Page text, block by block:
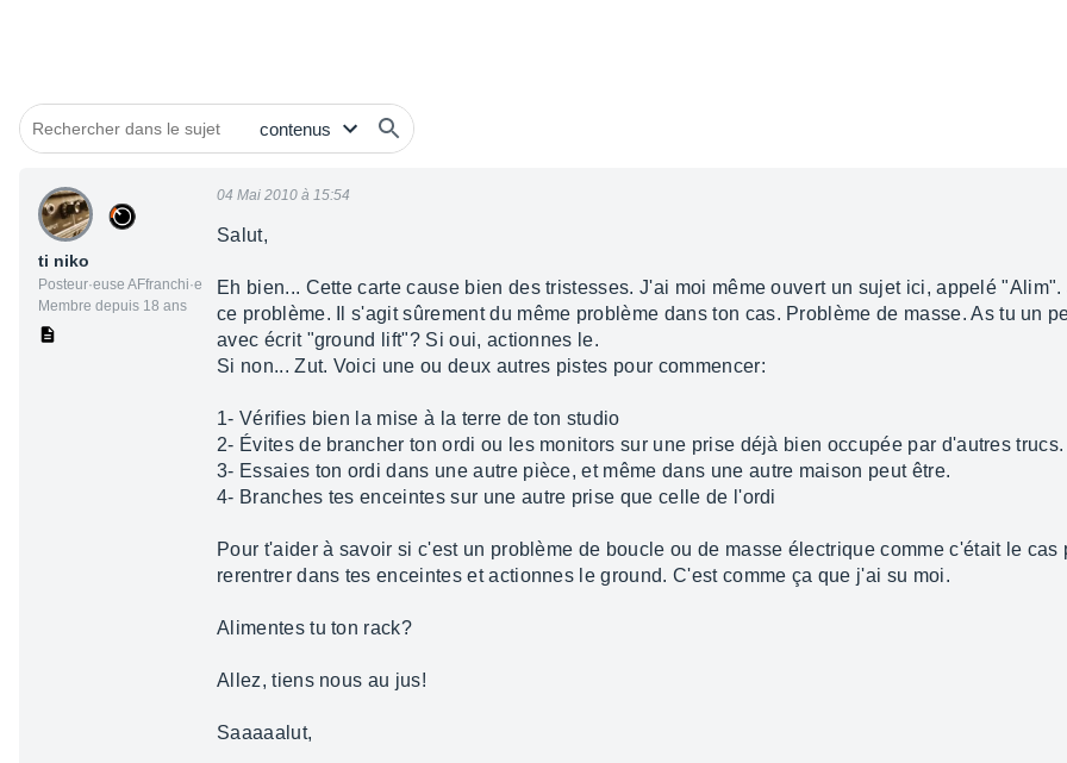
ti niko
Posteur·euse AFfranchi·e
Membre depuis 18 ans
04 Mai 2010 à 15:54
Salut,
Eh bien... Cette carte cause bien des tristesses. J'ai moi même ouvert un sujet ici, appelé
ce problème. Il s'agit sûrement du même problème dans ton cas. Problème de masse. As tu un
avec écrit "ground lift"? Si oui, actionnes le.
Si non... Zut. Voici une ou deux autres pistes pour commencer:
1- Vérifies bien la mise à la terre de ton studio
2- Évites de brancher ton ordi ou les monitors sur une prise déjà bien occupée par d'autres trucs.
3- Essaies ton ordi dans une autre pièce, et même dans une autre maison peut être.
4- Branches tes enceintes sur une autre prise que celle de l'ordi
Pour t'aider à savoir si c'est un problème de boucle ou de masse électrique comme c'était le cas
rerentrer dans tes enceintes et actionnes le ground. C'est comme ça que j'ai su moi.
Alimentes tu ton rack?
Allez, tiens nous au jus!
Saaaaalut,